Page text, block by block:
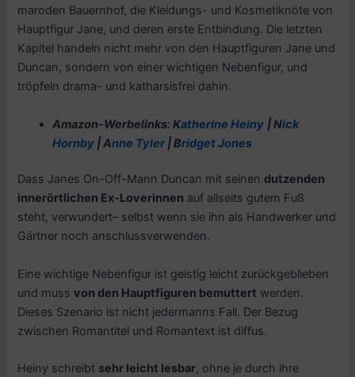
maroden Bauernhof, die Kleidungs- und Kosmetiknöte von
Hauptfigur Jane, und deren erste Entbindung. Die letzten
Kapitel handeln nicht mehr von den Hauptfiguren Jane und
Duncan, sondern von einer wichtigen Nebenfigur, und
tröpfeln drama- und katharsisfrei dahin.
Amazon-Werbelinks: Katherine Heiny | Nick
Hornby | Anne Tyler | Bridget Jones
Dass Janes On-Off-Mann Duncan mit seinen dutzenden
innerörtlichen Ex-Loverinnen auf allseits gutem Fuß
steht, verwundert– selbst wenn sie ihn als Handwerker und
Gärtner noch anschlussverwenden.
Eine wichtige Nebenfigur ist geistig leicht zurückgeblieben
und mussvon den Hauptfiguren bemuttert werden.
Dieses Szenario ist nicht jedermanns Fall. Der Bezug
zwischen Romantitel und Romantext ist diffus.
Heiny schreibt sehr leicht lesbar, ohne je durch ihre